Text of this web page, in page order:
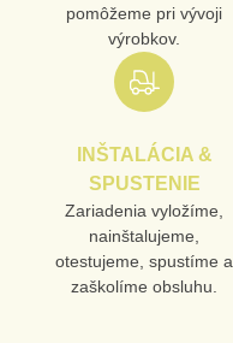
pomôžeme pri vývoji
výrobkov.
INŠTALÁCIA &
SPUSTENIE
Zariadenia vyložíme,
nainštalujeme,
otestujeme, spustíme a
zaškolíme obsluhu.